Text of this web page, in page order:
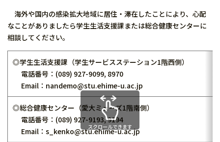
海外や国内の感染拡大地域に居住・滞在したことにより、心配
なことがありましたら学生生活支援課または総合健康センターに
相談してください。
◎学生生活支援課（学生サービスステーション1階西側）
電話番号：(089) 927-9099, 8970
Email：nandemo@stu.ehime-u.ac.jp
◎総合健康センター（愛大ミューズ1階南側）
電話番号：(089) 927-9193, 9194
Email：s_kenko@stu.ehime-u.ac.jp
スクロールできます